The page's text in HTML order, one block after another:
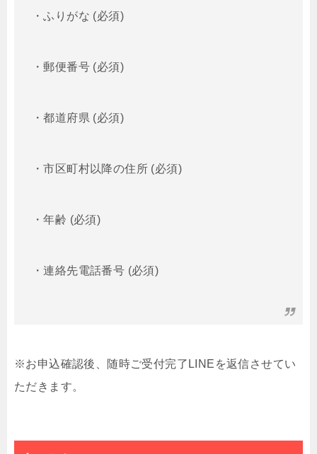
・ふりがな (必須)
・郵便番号 (必須)
・都道府県 (必須)
・市区町村以降の住所 (必須)
・年齢 (必須)
・連絡先電話番号 (必須)
※お申込確認後、随時ご受付完了LINEを返信させてい
ただきます。